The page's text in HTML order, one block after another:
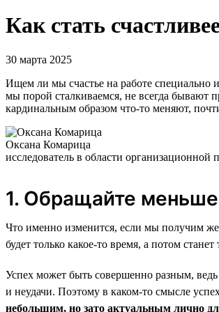
Как стать
30 марта 2025
Ищем ли мы счастье на работе специально
мы порой сталкиваемся, не всегда бывают
кардинальным образом что-то меняют,
Оксана Комарица
исследователь в области организационной
1. Обращайте меньше
Что именно изменится, если мы получим
будет только какое-то время, а потом
Успех может быть совершенно разным,
и неудачи. Поэтому в каком-то смысле
небольшим, но зато актуальным лично